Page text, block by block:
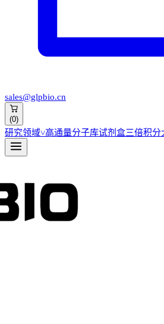
sales@glpbio.cn
(0)
研究领域˅高通量分子库试剂盒三倍积分